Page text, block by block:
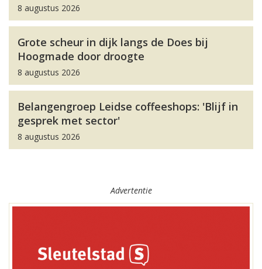
8 augustus 2026
Grote scheur in dijk langs de Does bij
Hoogmade door droogte
8 augustus 2026
Belangengroep Leidse coffeeshops: 'Blijf in
gesprek met sector'
8 augustus 2026
Advertentie